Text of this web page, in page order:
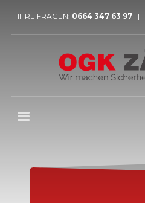
IHRE FRAGEN: 0664 347 63 97 |